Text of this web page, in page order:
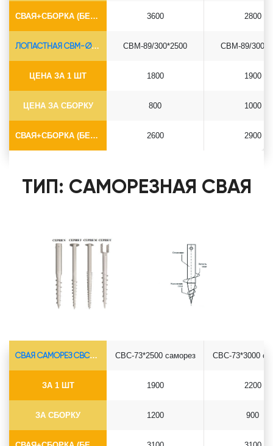
СВАЯ+СБОРКА (БЕЗ ОГОЛОВКА) 3600 2800
ЛОПАСТНАЯ СВМ-Ø89*6.5
ЦЕНА ЗА 1 ШТ
ЦЕНА ЗА СБОРКУ
СВАЯ+СБОРКА (БЕЗ ОГОЛОВКА)
СВМ-89/300*2500
1800
800
2600
СВМ-89/
1900
1000
2900
ТИП: САМОРЕЗНАЯ СВАЯ
СВАЯ САМОРЕЗ СВС-Ø73*5.5
ЗА 1 ШТ
ЗА СБОРКУ
СВС-73*2500 саморез
1900
1200
СВС-73*3000
2200
900